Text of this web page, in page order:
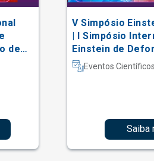
de
V Simpósio
| I Simpósio
Einstein de
Coluna e
Eventos Científicos
Saiba